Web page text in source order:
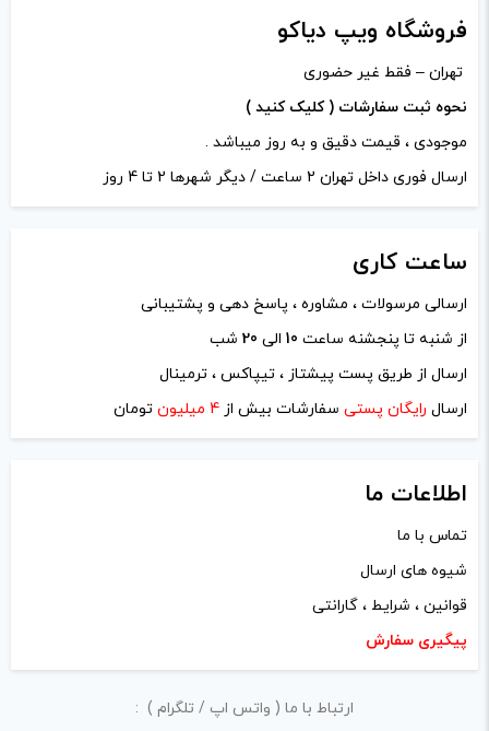
نام*
ایمیل*
ذخیره نام، ایمیل و وبسایت من در مرورگر برای زمانی که دوباره
دیدگاهی می‌نویسم.
لازم است محتوای ارسالی منطبق برعرف و شئونات جامعه و با
بیانی رسمی و عاری از لحن تند، تمسخرو توهین باشد.
از ارسال لینک‌های سایت‌های دیگر و ارایه‌ی اطلاعات شخصی
فروشگاه ویپ دیاکو
تهران – فقط غیر حضوری
نحوه ثبت سفارشات ( کلیک کنید )
موجودی ، قیمت دقیق و به روز میباشد .
ارسال فوری داخل تهران 2 ساعت / دیگر شهرها 2 تا 4 روز
ساعت کاری
ارسالی مرسولات ، مشاوره ، پاسخ دهی و پشتیبانی
از شنبه تا پنجشنه ساعت 10 الی 20 شب
ارسال از طریق پست پیشتاز ، تیپاکس ، ترمینال
ارسال رایگان پستی سفارشات بیش از 4 میلیون تومان
اطلاعات ما
تماس با ما
شیوه های ارسال
قوانین ، شرایط ، گارانتی
پیگیری سفارش
ارتباط با ما ( واتس اپ / تلگرام ) :